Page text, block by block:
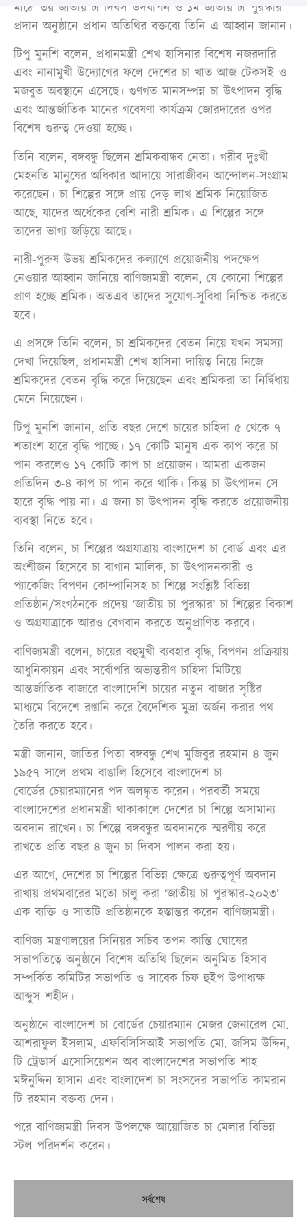
মাঠে ‘৩য় জাতীয় চা দিবস উদযাপন ও ১ম জাতীয় চা পুরস্কার’
প্রদান অনুষ্ঠানে প্রধান অতিথির বক্তব্যে তিনি এ আহ্বান জানান।
টিপু মুনশি বলেন, প্রধানমন্ত্রী শেখ হাসিনার বিশেষ নজরদারি
এবং নানামুখী উদ্যোগের ফলে দেশের চা খাত আজ টেকসই ও
মজবুত অবস্থানে এসেছে। গুণগত মানসম্পন্ন চা উৎপাদন বৃদ্ধি
এবং আন্তর্জাতিক মানের গবেষণা কার্যক্রম জোরদারের ওপর
বিশেষ গুরুত্ব দেওয়া হচ্ছে।
তিনি বলেন, বঙ্গবন্ধু ছিলেন শ্রমিকবান্ধব নেতা। গরীব দুঃখী
মেহনতি মানুষের অধিকার আদায়ে সারাজীবন আন্দোলন-সংগ্রাম
করেছেন। চা শিল্পের সঙ্গে প্রায় দেড় লাখ শ্রমিক নিয়োজিত
আছে, যাদের অর্ধেকের বেশি নারী শ্রমিক। এ শিল্পের সঙ্গে
তাদের ভাগ্য জড়িয়ে আছে।
নারী-পুরুষ উভয় শ্রমিকদের কল্যাণে প্রয়োজনীয় পদক্ষেপ
নেওয়ার আহ্বান জানিয়ে বাণিজ্যমন্ত্রী বলেন, যে কোনো শিল্পের
প্রাণ হচ্ছে শ্রমিক। অতএব তাদের সুযোগ-সুবিধা নিশ্চিত করতে
হবে।
এ প্রসঙ্গে তিনি বলেন, চা শ্রমিকদের বেতন নিয়ে যখন সমস্যা
দেখা দিয়েছিল, প্রধানমন্ত্রী শেখ হাসিনা দায়িত্ব নিয়ে নিজে
শ্রমিকদের বেতন বৃদ্ধি করে দিয়েছেন এবং শ্রমিকরা তা নির্দ্বিধায়
মেনে নিয়েছেন।
টিপু মুনশি জানান, প্রতি বছর দেশে চায়ের চাহিদা ৫ থেকে ৭
শতাংশ হারে বৃদ্ধি পাচ্ছে। ১৭ কোটি মানুষ এক কাপ করে চা
পান করলেও ১৭ কোটি কাপ চা প্রয়োজন। আমরা একজন
প্রতিদিন ৩-৪ কাপ চা পান করে থাকি। কিন্তু চা উৎপাদন সে
হারে বৃদ্ধি পায় না। এ জন্য চা উৎপাদন বৃদ্ধি করতে প্রয়োজনীয়
ব্যবস্থা নিতে হবে।
তিনি বলেন, চা শিল্পের অগ্রযাত্রায় বাংলাদেশ চা বোর্ড এবং এর
অংশীজন হিসেবে চা বাগান মালিক, চা উৎপাদনকারী ও
প্যাকেজিং বিপণন কোম্পানিসহ চা শিল্পে সংশ্লিষ্ট বিভিন্ন
প্রতিষ্ঠান/সংগঠনকে প্রদেয় ‘জাতীয় চা পুরস্কার’ চা শিল্পের বিকাশ
ও অগ্রযাত্রাকে আরও বেগবান করতে অনুপ্রাণিত করবে।
বাণিজ্যমন্ত্রী বলেন, চায়ের বহুমুখী ব্যবহার বৃদ্ধি, বিপণন প্রক্রিয়ায়
আধুনিকায়ন এবং সর্বোপরি অভ্যন্তরীণ চাহিদা মিটিয়ে
আন্তর্জাতিক বাজারে বাংলাদেশি চায়ের নতুন বাজার সৃষ্টির
মাধ্যমে বিদেশে রপ্তানি করে বৈদেশিক মুদ্রা অর্জন করার পথ
তৈরি করতে হবে।
মন্ত্রী জানান, জাতির পিতা বঙ্গবন্ধু শেখ মুজিবুর রহমান ৪ জুন
১৯৫৭ সালে প্রথম বাঙালি হিসেবে বাংলাদেশ চা
বোর্ডের চেয়ারম্যানের পদ অলঙ্কৃত করেন। পরবর্তী সময়ে
বাংলাদেশের প্রধানমন্ত্রী থাকাকালে দেশের চা শিল্পে অসামান্য
অবদান রাখেন। চা শিল্পে বঙ্গবন্ধুর অবদানকে স্মরণীয় করে
রাখতে প্রতি বছর ৪ জুন চা দিবস পালন করা হয়।
এর আগে, দেশের চা শিল্পের বিভিন্ন ক্ষেত্রে গুরুত্বপূর্ণ অবদান
রাখায় প্রথমবারের মতো চালু করা ‘জাতীয় চা পুরস্কার-২০২৩’
এক ব্যক্তি ও সাতটি প্রতিষ্ঠানকে হস্তান্তর করেন বাণিজ্যমন্ত্রী।
বাণিজ্য মন্ত্রণালয়ের সিনিয়র সচিব তপন কান্তি ঘোষের
সভাপতিত্বে অনুষ্ঠানে বিশেষ অতিথি ছিলেন অনুমিত হিসাব
সম্পর্কিত কমিটির সভাপতি ও সাবেক চিফ হুইপ উপাধ্যক্ষ
আব্দুস শহীদ।
অনুষ্ঠানে বাংলাদেশ চা বোর্ডের চেয়ারম্যান মেজর জেনারেল মো.
আশরাফুল ইসলাম, এফবিসিসিআই সভাপতি মো. জসিম উদ্দিন,
টি ট্রেডার্স এসোসিয়েশন অব বাংলাদেশের সভাপতি শাহ
মঈনুদ্দিন হাসান এবং বাংলাদেশ চা সংসদের সভাপতি কামরান
টি রহমান বক্তব্য দেন।
পরে বাণিজ্যমন্ত্রী দিবস উপলক্ষে আয়োজিত চা মেলার বিভিন্ন
স্টল পরিদর্শন করেন।
সর্বশেষ